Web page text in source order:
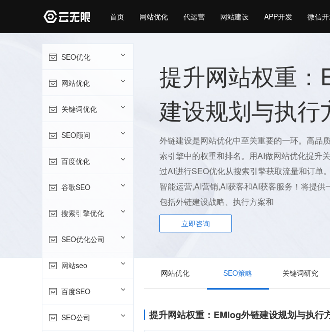
首页 网站优化 代运营 网站建设 APP开发 微信
提升网站权重：
建设规划与执行
外链建设是网站优化中至关重要的一环。高品
索引擎中的权重和排名。用AI做网站优化提升
过AI进行SEO优化从搜索引擎获取流量和订单
智能运营,AI营销,AI获客和AI获客服务！将提供
包括外链建设战略、执行方案和
立即咨询
SEO优化
网站优化
关键词优化
SEO顾问
百度优化
谷歌SEO
搜索引擎优化
SEO优化公司
网站seo
百度SEO
SEO公司
网站优化 SEO策略 关键词研究
提升网站权重：EMlog外链建设规划与执行